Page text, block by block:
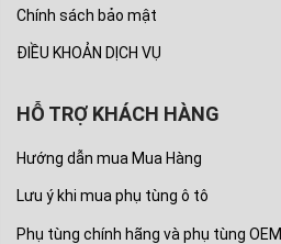
Chính sách bảo mật
ĐIỀU KHOẢN DỊCH VỤ
HỖ TRỢ KHÁCH HÀNG
Hướng dẫn mua Mua Hàng
Lưu ý khi mua phụ tùng ô tô
Phụ tùng chính hãng và phụ tùng OEM